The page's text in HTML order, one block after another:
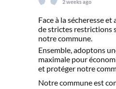
2 weeks ago
Face à la sécheresse
de strictes restrictions
notre commune.
Ensemble, adoptons
maximale pour
et protéger notre
Notre commune est